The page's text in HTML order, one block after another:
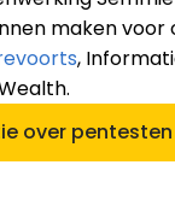
maken voor
,
over pentesten